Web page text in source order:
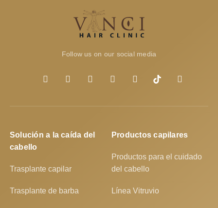
Follow us on our social media
Solución a la caída del
cabello
Trasplante capilar
Trasplante de barba
Productos capilares
Productos para el cuidado
del cabello
Línea Vitruvio